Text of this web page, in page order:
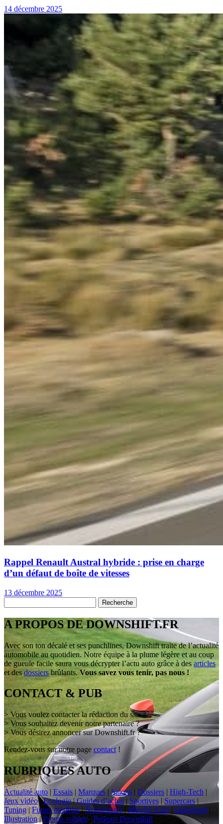
14 décembre 2025
Rappel Renault Austral hybride : prise en charge
d’un défaut de boîte de vitesses
13 décembre 2025
A PROPOS DE DOWNSHIFT.FR
Avec son ton décalé et ses punchlines, Downshift traite de l’actualité
automobile au quotidien. Notre équipe à la plume légère et au coup
de gueule facile saura vous décrypter l’actu auto grâce à des articles
et des dossiers brûlants. Vous savez vous tenir, pas nous !
CONTACT & PUB
> Vous voulez contacter la rédaction du site ?
> Vous souhaitez devenir notre partenaire ?
> Vous désirez annoncer sur Downshift.fr ?
Rendez-vous sur notre page contact !
RUBRIQUES AUTO
Actualité auto | Essais | Marques |Salons | Dossiers | High-Tech |
Jeux vidéo|Ecologie|Guides d’achat | Sportives | Supercars |
Tuning|Futurs modèles|Nouveautés| Marché Auto | Oldschool |
Illustration|Promo voiture Podcast Downshift